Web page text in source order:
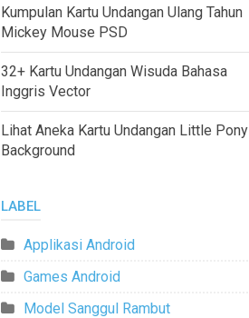
Kumpulan Kartu Undangan Ulang Tahun
Mickey Mouse PSD
32+ Kartu Undangan Wisuda Bahasa
Inggris Vector
Lihat Aneka Kartu Undangan Little Pony
Background
LABEL
Applikasi Android
Games Android
Model Sanggul Rambut